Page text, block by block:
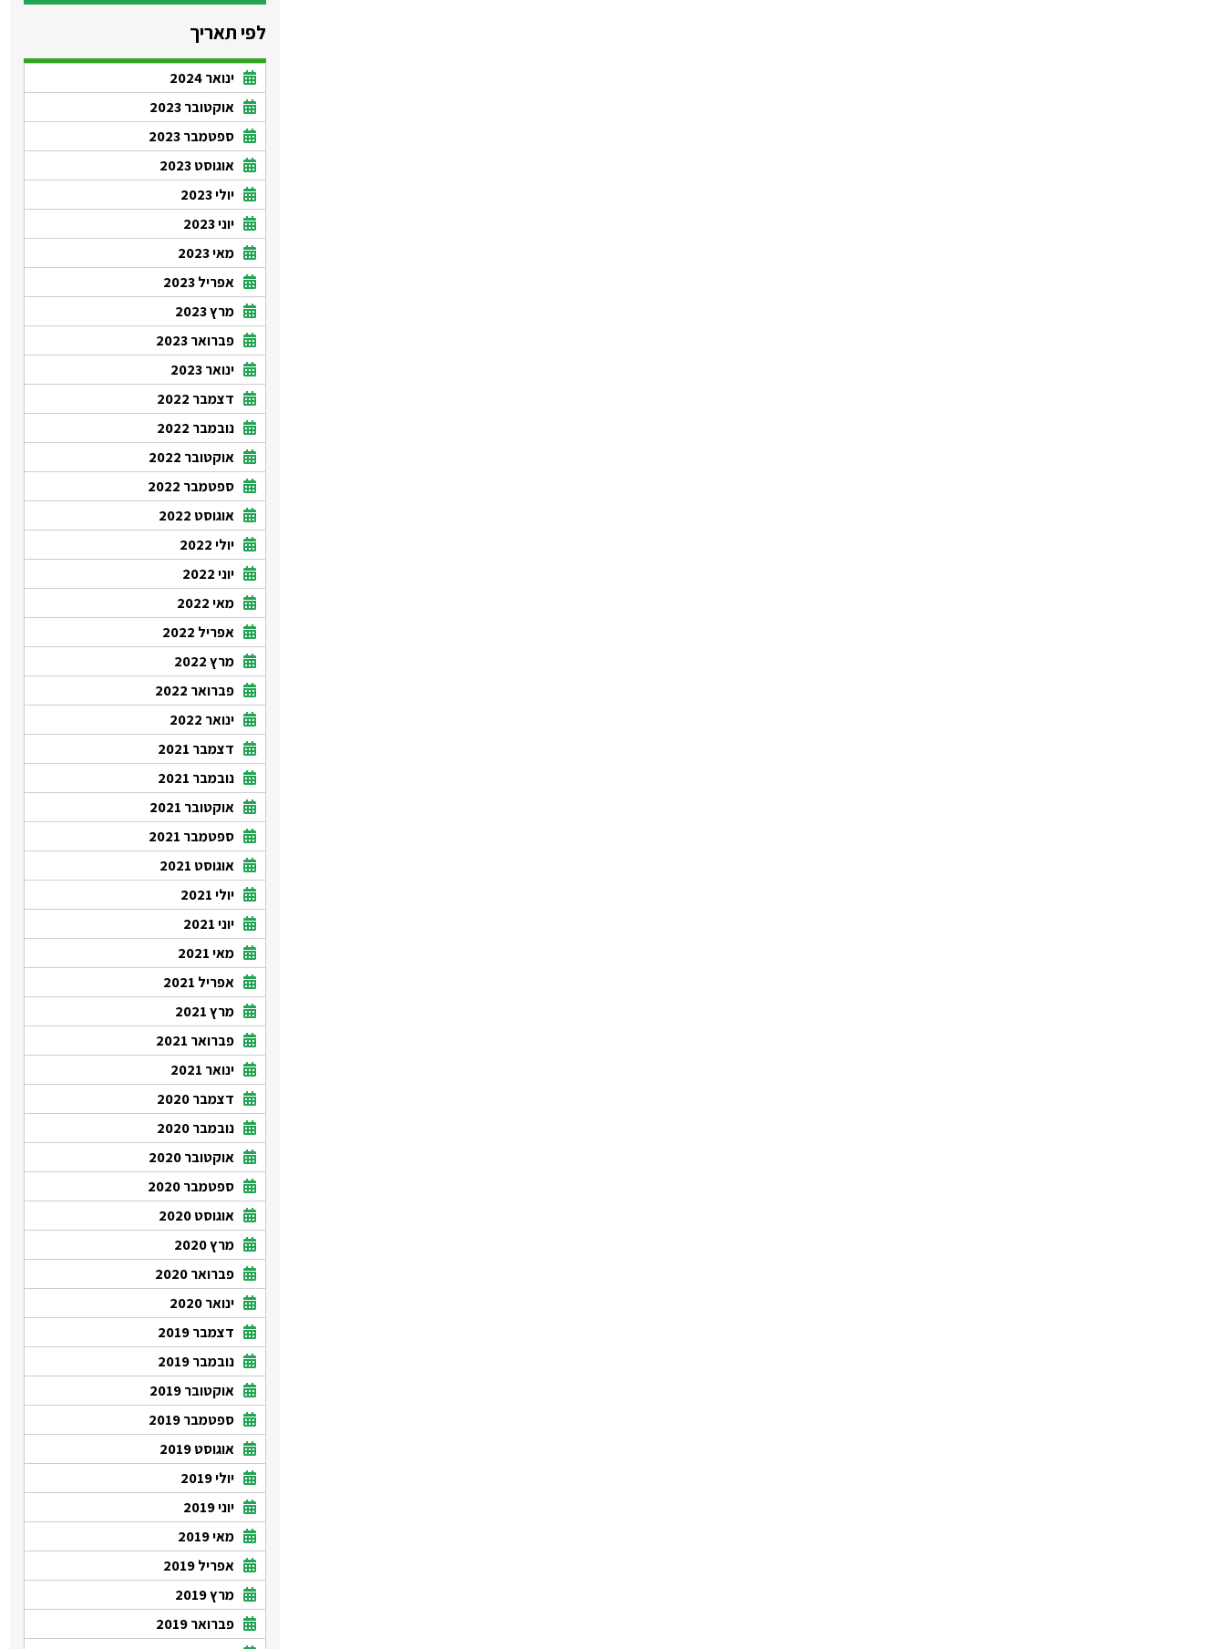
לפי תאריך
ינואר 2024
אוקטובר 2023
ספטמבר 2023
אוגוסט 2023
יולי 2023
יוני 2023
מאי 2023
אפריל 2023
מרץ 2023
פברואר 2023
ינואר 2023
דצמבר 2022
נובמבר 2022
אוקטובר 2022
ספטמבר 2022
אוגוסט 2022
יולי 2022
יוני 2022
מאי 2022
אפריל 2022
מרץ 2022
פברואר 2022
ינואר 2022
דצמבר 2021
נובמבר 2021
אוקטובר 2021
ספטמבר 2021
אוגוסט 2021
יולי 2021
יוני 2021
מאי 2021
אפריל 2021
מרץ 2021
פברואר 2021
ינואר 2021
דצמבר 2020
נובמבר 2020
אוקטובר 2020
ספטמבר 2020
אוגוסט 2020
מרץ 2020
פברואר 2020
ינואר 2020
דצמבר 2019
נובמבר 2019
אוקטובר 2019
ספטמבר 2019
אוגוסט 2019
יולי 2019
יוני 2019
מאי 2019
אפריל 2019
מרץ 2019
פברואר 2019